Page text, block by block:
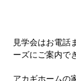
見学会はお電話
ーズにご案内で
アカギホームの